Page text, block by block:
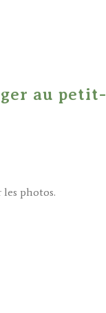
au petit-
les photos.